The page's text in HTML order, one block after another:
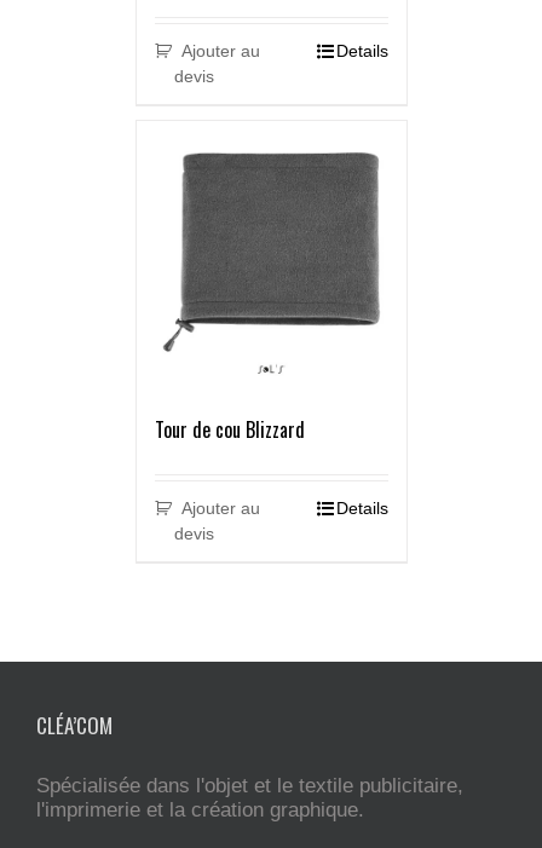
Ajouter au
devis
Details
Tour de cou Blizzard
Ajouter au
devis
Details
CLÉA’COM
Spécialisée dans l'objet et le textile publicitaire,
l'imprimerie et la création graphique.